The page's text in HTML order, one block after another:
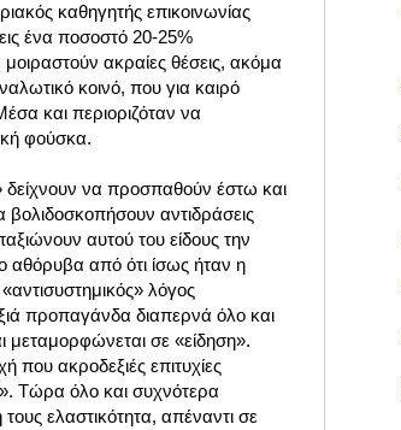
καθηγητής επικοινωνίας
ένα ποσοστό 20-25%
ακραίες θέσεις, ακόμα
κοινό, που για καιρό
και περιοριζόταν να
φούσκα.
να προσπαθούν έστω και
βολιδοσκοπήσουν αντιδράσεις
αυτού του είδους την
από ότι ίσως ήταν η
λόγος
προπαγάνδα διαπερνά όλο και
μεταμορφώνεται σε «είδηση».
που ακροδεξιές επιτυχίες
Τώρα όλο και συχνότερα
ελαστικότητα, απέναντι σε